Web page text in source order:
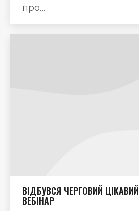
про…
ВІДБУВСЯ ЧЕРГОВИЙ ЦІКАВИЙ
ВЕБІНАР